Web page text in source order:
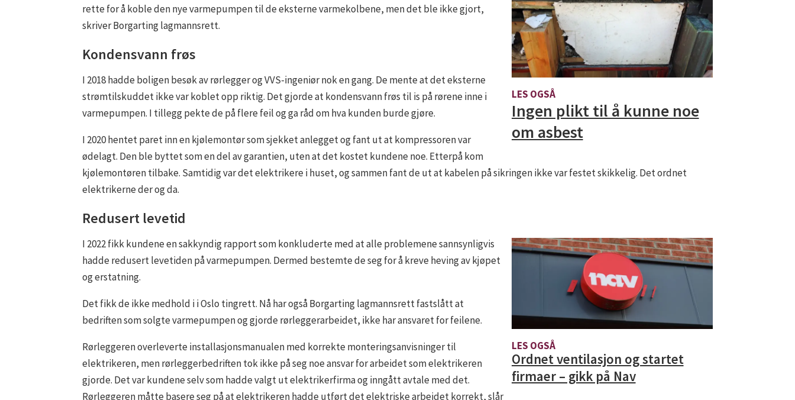
LES OGSÅ
Ingen plikt til å kunne noe
om asbest
rette for å koble den nye varmepumpen til de eksterne varmekolbene, men det ble ikke gjort,
skriver Borgarting lagmannsrett.
Kondensvann frøs
I 2018 hadde boligen besøk av rørlegger og VVS-ingeniør nok en gang. De mente at det eksterne
strømtilskuddet ikke var koblet opp riktig. Det gjorde at kondensvann frøs til is på rørene inne i
varmepumpen. I tillegg pekte de på flere feil og ga råd om hva kunden burde gjøre.
I 2020 hentet paret inn en kjølemontør som sjekket anlegget og fant ut at kompressoren var
ødelagt. Den ble byttet som en del av garantien, uten at det kostet kundene noe. Etterpå kom
kjølemontøren tilbake. Samtidig var det elektrikere i huset, og sammen fant de ut at kabelen på sikringen ikke var festet skikkelig. Det ordnet
elektrikerne der og da.
Redusert levetid
LES OGSÅ
Ordnet ventilasjon og startet
firmaer – gikk på Nav
I 2022 fikk kundene en sakkyndig rapport som konkluderte med at alle problemene sannsynligvis
hadde redusert levetiden på varmepumpen. Dermed bestemte de seg for å kreve heving av kjøpet
og erstatning.
Det fikk de ikke medhold i i Oslo tingrett. Nå har også Borgarting lagmannsrett fastslått at
bedriften som solgte varmepumpen og gjorde rørleggerarbeidet, ikke har ansvaret for feilene.
Rørleggeren overleverte installasjonsmanualen med korrekte monteringsanvisninger til
elektrikeren, men rørleggerbedriften tok ikke på seg noe ansvar for arbeidet som elektrikeren
gjorde. Det var kundene selv som hadde valgt ut elektrikerfirma og inngått avtale med det.
Rørleggeren måtte basere seg på at elektrikeren hadde utført det elektriske arbeidet korrekt, slår